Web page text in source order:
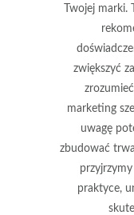
Twojej
zwiększyć
marketing
uwagę
zbudować
praktyce,